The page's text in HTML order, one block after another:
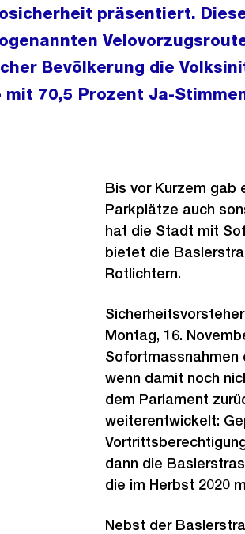
präsentiert.
Bevölkerung die
mit 70,5 Prozent Ja-
Bis vor Kurzem gab
Parkplätze auch
hat die Stadt mit
bietet die
Rotlichtern.
Montag, 16.
Sofortmassnahmen
wenn damit noch
dem Parlament
weiterentwickelt:
dann die
die im Herbst 2020
Nebst der